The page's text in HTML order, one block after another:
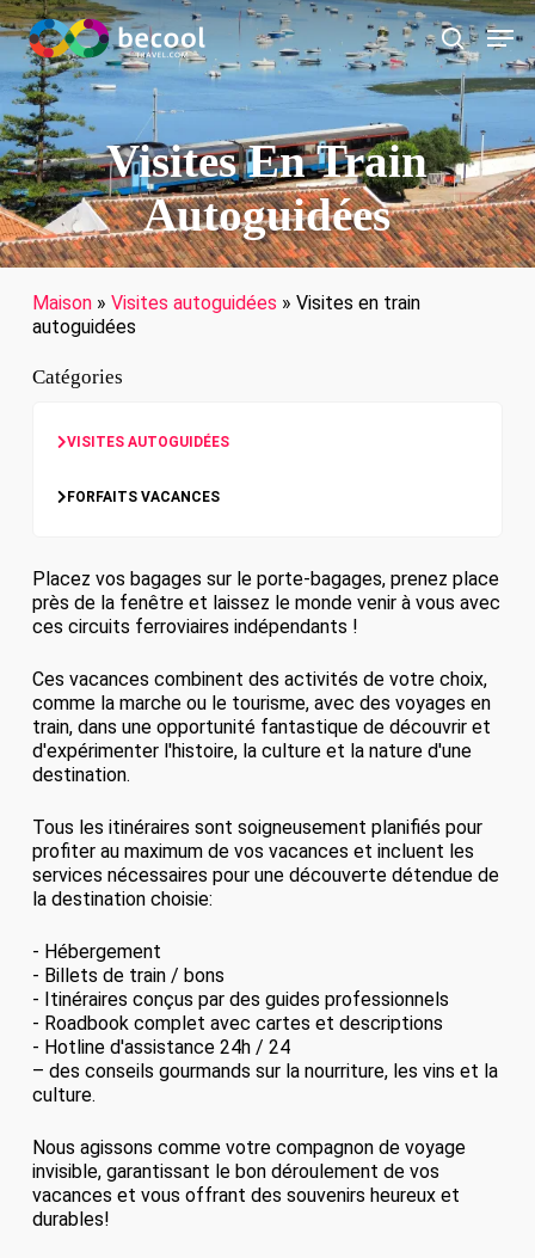
Passer
au
contenu
principal
Visites En Train
Autoguidées
Maison» Visites autoguidées » Visites en train
autoguidées
Catégories
VISITES AUTOGUIDÉES
FORFAITS VACANCES
Placez vos bagages sur le porte-bagages, prenez place
près de la fenêtre et laissez le monde venir à vous avec
ces circuits ferroviaires indépendants !
Ces vacances combinent des activités de votre choix,
comme la marche ou le tourisme, avec des voyages en
train, dans une opportunité fantastique de découvrir et
d'expérimenter l'histoire, la culture et la nature d'une
destination.
Tous les itinéraires sont soigneusement planifiés pour
profiter au maximum de vos vacances et incluent les
services nécessaires pour une découverte détendue de
la destination choisie:
- Hébergement
- Billets de train / bons
- Itinéraires conçus par des guides professionnels
- Roadbook complet avec cartes et descriptions
- Hotline d'assistance 24h / 24
– des conseils gourmands sur la nourriture, les vins et la
culture.
Nous agissons comme votre compagnon de voyage
invisible, garantissant le bon déroulement de vos
vacances et vous offrant des souvenirs heureux et
durables!